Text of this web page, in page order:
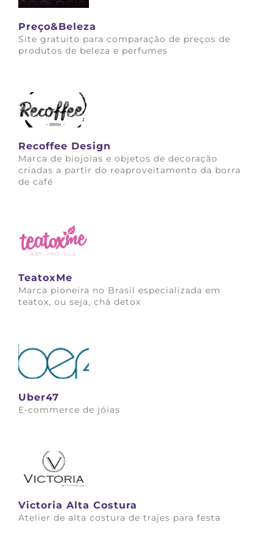
Preço&Beleza
Site gratuito para comparação de preços de
produtos de beleza e perfumes
Recoffee Design
Marca de biojoias e objetos de decoração
criadas a partir do reaproveitamento da borra
de café
TeatoxMe
Marca pioneira no Brasil especializada em
teatox, ou seja, chá detox
Uber47
E-commerce de jóias
Victoria Alta Costura
Atelier de alta costura de trajes para festa